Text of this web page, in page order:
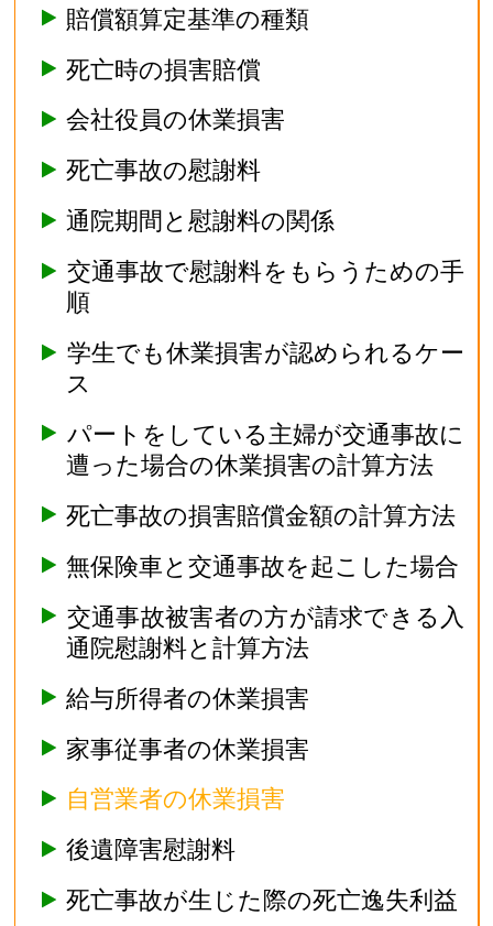
賠償額算定基準の種類
死亡時の損害賠償
会社役員の休業損害
死亡事故の慰謝料
通院期間と慰謝料の関係
交通事故で慰謝料をもらうための手
順
学生でも休業損害が認められるケー
ス
パートをしている主婦が交通事故に
遭った場合の休業損害の計算方法
死亡事故の損害賠償金額の計算方法
無保険車と交通事故を起こした場合
交通事故被害者の方が請求できる入
通院慰謝料と計算方法
給与所得者の休業損害
家事従事者の休業損害
自営業者の休業損害
後遺障害慰謝料
死亡事故が生じた際の死亡逸失利益